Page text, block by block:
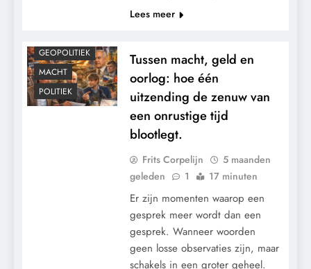
Lees meer
GEOPOLITIEK
MACHT
POLITIEK
Tussen macht, geld en
oorlog: hoe één
uitzending de zenuw van
een onrustige tijd
blootlegt.
Frits Corpelijn
5 maanden
geleden
1 17 minuten
Er zijn momenten waarop een
gesprek meer wordt dan een
gesprek. Wanneer woorden
geen losse observaties zijn, maar
schakels in een groter geheel.